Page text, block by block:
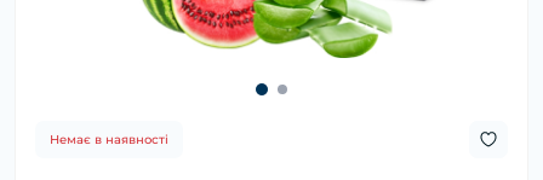
Немає в наявності